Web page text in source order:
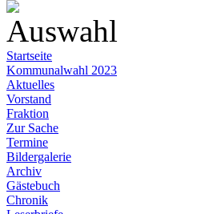
Auswahl
Startseite
Kommunalwahl 2023
Aktuelles
Vorstand
Fraktion
Zur Sache
Termine
Bildergalerie
Archiv
Gästebuch
Chronik